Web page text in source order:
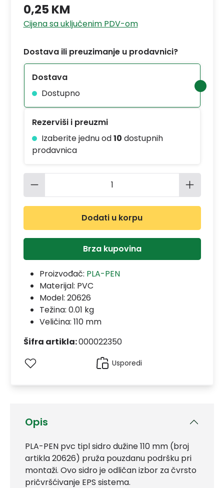
Opis
PLA-PEN pvc tipl sidro dužine 110 mm (broj
artikla 20626) pruža pouzdanu podršku pri
montaži. Ovo sidro je odličan izbor za čvrsto
pričvršćivanje EPS sistema.
0,25 KM
Cijena sa uključenim PDV-om
Dostava ili preuzimanje u prodavnici?
Dostava
Dostupno
Rezerviši i preuzmi
Izaberite jednu od10 dostupnih
prodavnica
Količina proizvoda: Unesite
Dodati u korpu
Brza kupovina
Proizvođač: PLA-PEN
Materijal: PVC
Model: 20626
Težina: 0.01 kg
Veličina: 110 mm
Šifra artikla:000022350
Usporedi